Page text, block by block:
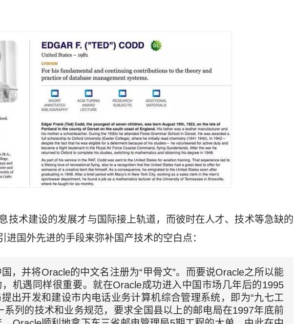
技术建设的发展才与国际接上轨道，而彼时在人才、技术等急缺的
国外先进的手段来弥补国产技术的空白点：
，并将Oracle的中文名注册为“甲骨文”。而要说Oracle之所以能
机遇同样很重要。就在Oracle成功进入中国市场几年后的1995
出开发和建设市内电话业务计算机综合管理系统，即为“九七工
系列的技术和业务规范，要求全国县以上的邮电局在1997年底前